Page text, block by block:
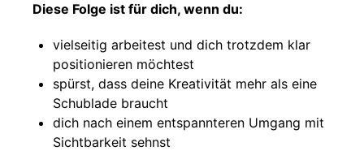
Diese Folge ist für dich, wenn du:
vielseitig arbeitest und dich trotzdem klar
positionieren möchtest
spürst, dass deine Kreativität mehr als eine
Schublade braucht
dich nach einem entspannteren Umgang mit
Sichtbarkeit sehnst